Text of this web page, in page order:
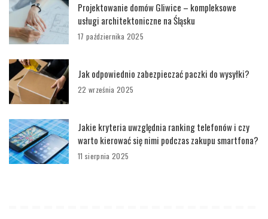
Projektowanie domów Gliwice – kompleksowe
usługi architektoniczne na Śląsku
17 października 2025
Jak odpowiednio zabezpieczać paczki do wysyłki?
22 września 2025
Jakie kryteria uwzględnia ranking telefonów i czy
warto kierować się nimi podczas zakupu smartfona?
11 sierpnia 2025